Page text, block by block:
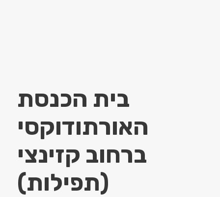
בית הכנסת
האורתודוקסי
ברחוב קזינצי
(תפילות)